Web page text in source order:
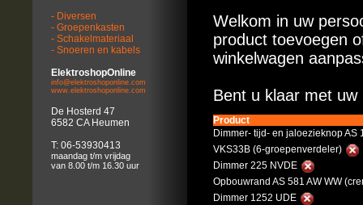
- Diversen
- Groepenkasten
- Schakelmateriaal
- Snoeren en kabels
ElektroshopOnline
info@elektroshoponline.com
www.elektroshoponline.com
De Hosterd 47
6582 CA Heumen
T: 06-53930413
maandag t/m vrijdag
van 8.00 t/m 16.30 uur
Welkom in uw
product toevoegen
winkelwagen
Bent u klaar met
Product
Dimmer- tijd- en jaloezieknop AS
VKS33B (6-groepenverdeler)
Dimmer 225 NVDE
Opbouwrand AS 581 AW WW
Dimmer 1252 UDE